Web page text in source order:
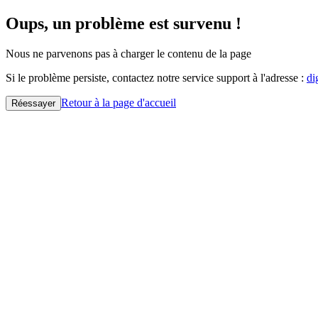
Oups, un problème est survenu !
Nous ne parvenons pas à charger le contenu de la page
Si le problème persiste, contactez notre service support à l'adresse :
Réessayer Retour à la page d'accueil